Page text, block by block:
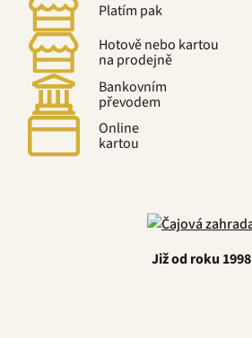
Platím pak
Hotově nebo kartou
na prodejně
Bankovním
převodem
Online
kartou
Již od roku 1998